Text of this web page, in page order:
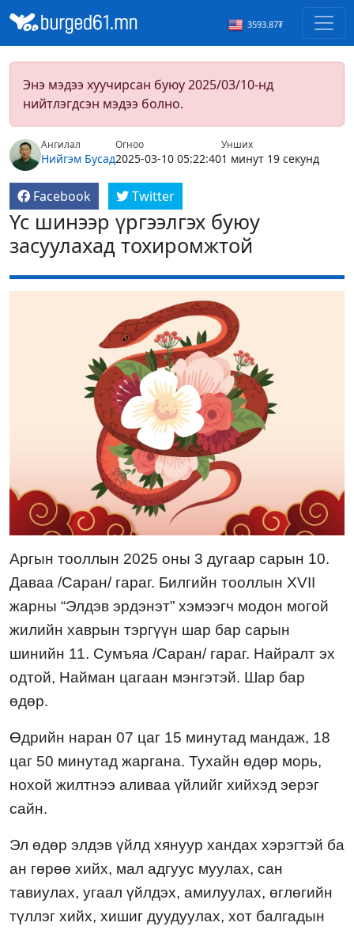
3593.87₮
Энэ мэдээ хуучирсан буюу 2025/03/10-нд
нийтлэгдсэн мэдээ болно.
Ангилал
Нийгэм Бусад
Огноо
2025-03-10 05:22:40
Унших
1 минут 19 секунд
Facebook Twitter
Үс шинээр үргээлгэх буюу
засуулахад тохиромжтой
Аргын тооллын 2025 оны 3 дугаар сарын 10.
Даваа /Саран/ гараг. Билгийн тооллын XVII
жарны “Элдэв эрдэнэт” хэмээгч модон могой
жилийн хаврын тэргүүн шар бар сарын
шинийн 11. Сумъяа /Саран/ гараг. Найралт эх
одтой, Найман цагаан мэнгэтэй. Шар бар
өдөр.
Өдрийн наран 07 цаг 15 минутад мандаж, 18
цаг 50 минутад жаргана. Тухайн өдөр морь,
нохой жилтнээ аливаа үйлийг хийхэд эерэг
сайн.
Эл өдөр элдэв үйлд хянуур хандах хэрэгтэй ба
ан гөрөө хийх, мал адгуус муулах, сан
тавиулах, угаал үйлдэх, амилуулах, өглөгийн
түллэг хийх, хишиг дуудуулах, хот балгадын